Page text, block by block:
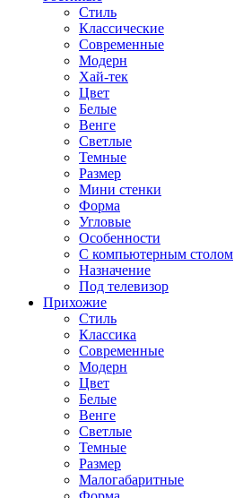
Стиль
Классические
Современные
Модерн
Хай-тек
Цвет
Белые
Венге
Светлые
Темные
Размер
Мини стенки
Форма
Угловые
Особенности
С компьютерным столом
Назначение
Под телевизор
Прихожие
Стиль
Классика
Современные
Модерн
Цвет
Белые
Венге
Светлые
Темные
Размер
Малогабаритные